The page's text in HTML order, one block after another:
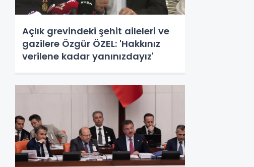
Açlık grevindeki şehit aileleri ve
gazilere Özgür ÖZEL: 'Hakkınız
verilene kadar yanınızdayız'